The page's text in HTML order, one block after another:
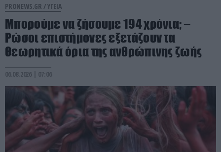
PRONEWS.GR /ΥΓΕΙΑ
Μπορούμε να ζήσουμε 194 χρόνια; –
Ρώσοι επιστήμονες εξετάζουν τα
θεωρητικά όρια της ανθρώπινης ζωής
06.08.2026 | 07:06